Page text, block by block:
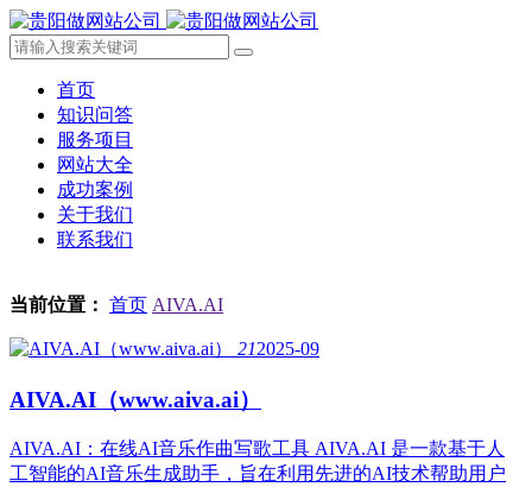
首页
知识问答
服务项目
网站大全
成功案例
关于我们
联系我们
当前位置： 首页 AIVA.AI
212025-09
AIVA.AI（www.aiva.ai）
AIVA.AI：在线AI音乐作曲写歌工具 AIVA.AI 是一款基于人
工智能的AI音乐生成助手，旨在利用先进的AI技术帮助用户